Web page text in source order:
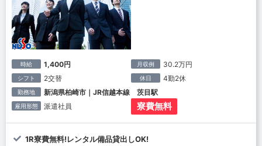
時給 1,400円 月収例 30.2万円
シフト 2交替 休日 4勤2休
勤務地 新潟県柏崎市｜JR信越本線 茨目駅
雇用形態 派遣社員 寮費無料
1R寮費無料!レンタル備品貸出しOK!